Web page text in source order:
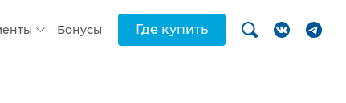
Бонусы Где купить